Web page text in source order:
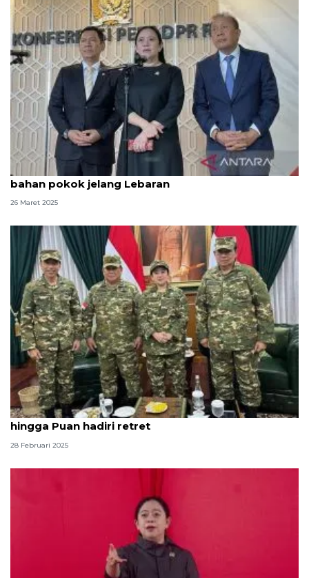
Ketua DPR minta Pemerintah kendalikan harga
bahan pokok jelang Lebaran
26 Maret 2025
Terpopuler, tiket gratis Ancol saat Ramadhan
hingga Puan hadiri retret
28 Februari 2025